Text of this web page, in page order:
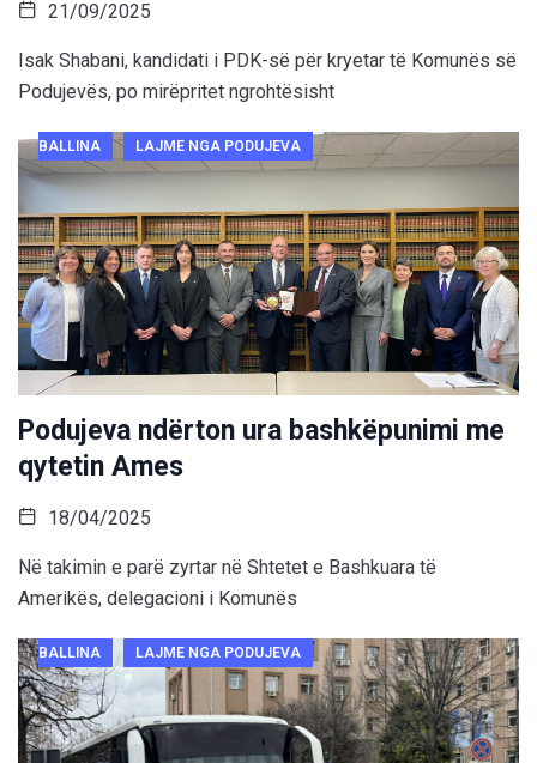
21/09/2025
Isak Shabani, kandidati i PDK-së për kryetar të Komunës së
Podujevës, po mirëpritet ngrohtësisht
BALLINA LAJME NGA PODUJEVA
Podujeva ndërton ura bashkëpunimi me
qytetin Ames
18/04/2025
Në takimin e parë zyrtar në Shtetet e Bashkuara të
Amerikës, delegacioni i Komunës
BALLINA LAJME NGA PODUJEVA